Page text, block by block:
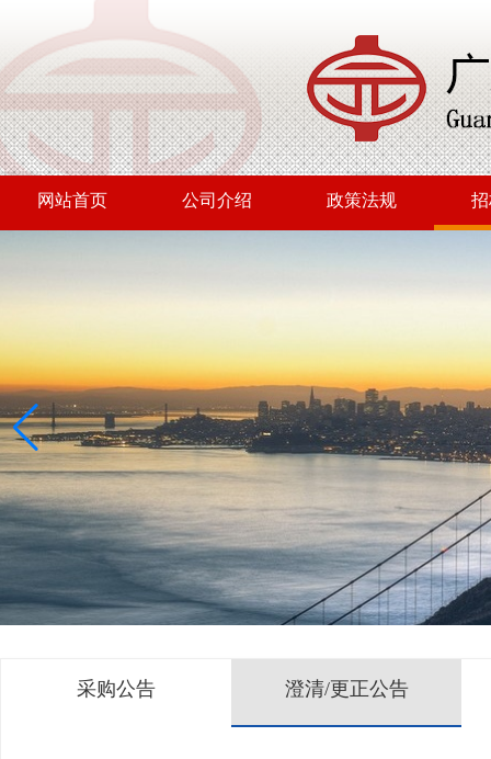
网站首页 公司介绍 政策法规
采购公告 澄清/更正公告